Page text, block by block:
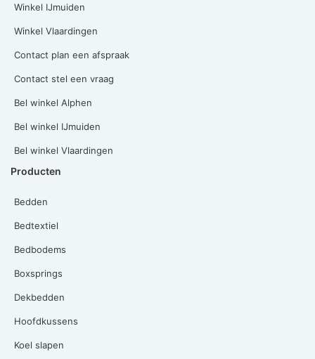
Winkel IJmuiden
Winkel Vlaardingen
Contact plan een afspraak
Contact stel een vraag
Bel winkel Alphen
Bel winkel IJmuiden
Bel winkel Vlaardingen
Producten
Bedden
Bedtextiel
Bedbodems
Boxsprings
Dekbedden
Hoofdkussens
Koel slapen